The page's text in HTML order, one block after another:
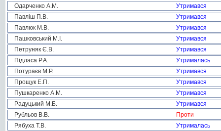
Одарченко А.М.
Утримався
Павліш П.В.
Утримався
Павлюк М.В.
Утримався
Пашковський М.І.
Утримався
Петруняк Є.В.
Утримався
Підласа Р.А.
Утрималась
Потураєв М.Р.
Утримався
Прощук Е.П.
Утримався
Пушкаренко А.М.
Утримався
Радуцький М.Б.
Утримався
Рубльов В.В.
Проти
Рябуха Т.В.
Утрималась